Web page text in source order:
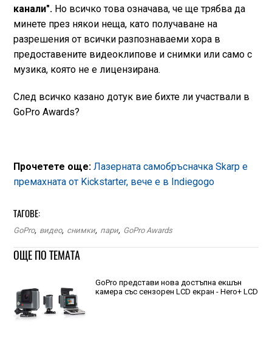
канали".Но всичко това означава, че ще трябва да
минете през някои неща, като получаване на
разрешения от всички разпознаваеми хора в
предоставените видеоклипове и снимки или само с
музика, която не е лицензирана.
След всичко казано дотук вие бихте ли участвали в
GoPro Awards?
Прочетете още: Лазерната самобръсначка Skarp е
премахната от Kickstarter, вече е в Indiegogo
ТАГОВЕ:
GoPro, видео, снимки, пари, GoPro Awards
ОЩЕ ПО ТЕМАТА
GoPro представи нова достъпна екшън
камера със сензорен LCD екран - Hero+ LCD